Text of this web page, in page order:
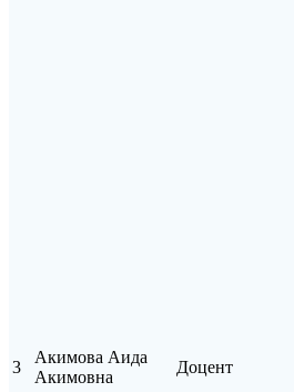
3
Акимова Аида
Акимовна
Доцент